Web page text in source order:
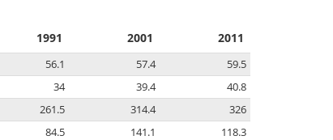
1991 2001 2011
56.1 57.4
59.5
34 39.4
40.8
261.5 314.4
326
84.5 141.1
118.3